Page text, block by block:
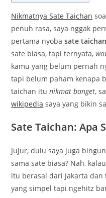
Nikmatnya Sate Taichan
penuh rasa, saya nggak
pertama nyobasate taichan
sate biasa, tapi ternyata,
kamu yang belum pernah
tapi belum paham kenapa
taichan itunikmat banget,
wikipedia saya yang bikin
Sate Taichan: Apa
Jujur, dulu saya juga
sama sate biasa? Nah,
itu berasal dari Jakarta
yang simpel tapi ngehitz